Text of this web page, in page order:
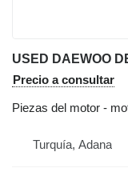
Precio a consultar
Piezas del motor -
Turquía, Adana